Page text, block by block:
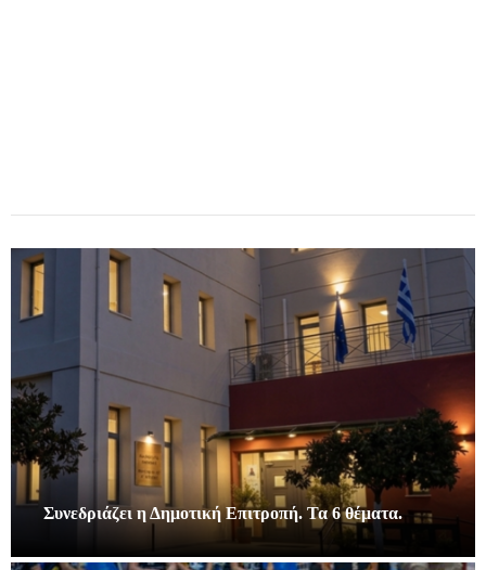
Συνεδριάζει η Δημοτική Επιτροπή. Τα 6 θέματα.